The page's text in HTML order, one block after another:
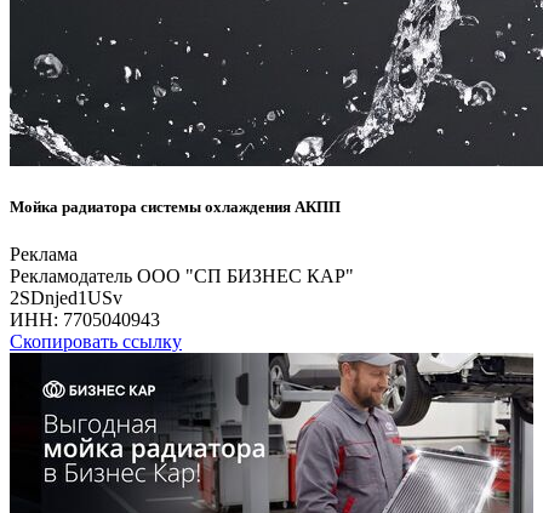
Мойка радиатора системы охлаждения АКПП
Реклама
Рекламодатель ООО "СП БИЗНЕС КАР"
2SDnjed1USv
ИНН: 7705040943
Скопировать ссылку